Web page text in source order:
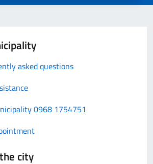
asked questions
0968 1754751
city